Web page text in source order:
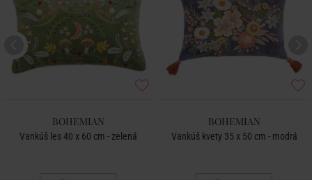
BOHEMIAN
Vankúš les 40 x 60 cm - zelená
BOHEMIAN
Vankúš kvety 35 x 50 cm - modrá